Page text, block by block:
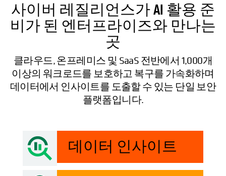
사이버 레질리언스가 AI 활용 준
비가 된 엔터프라이즈와 만나는
곳
클라우드, 온프레미스 및 SaaS 전반에서 1,000개
이상의 워크로드를 보호하고 복구를 가속화하며
데이터에서 인사이트를 도출할 수 있는 단일 보안
플랫폼입니다.
데이터 인사이트